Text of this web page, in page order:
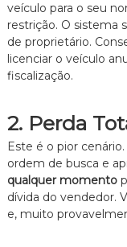
veículo para o seu
restrição. O sistema
de proprietário.
licenciar o veículo
fiscalização.
2. Perda
Este é o pior
ordem de busca e
qualquer momento
dívida do vendedor.
e, muito